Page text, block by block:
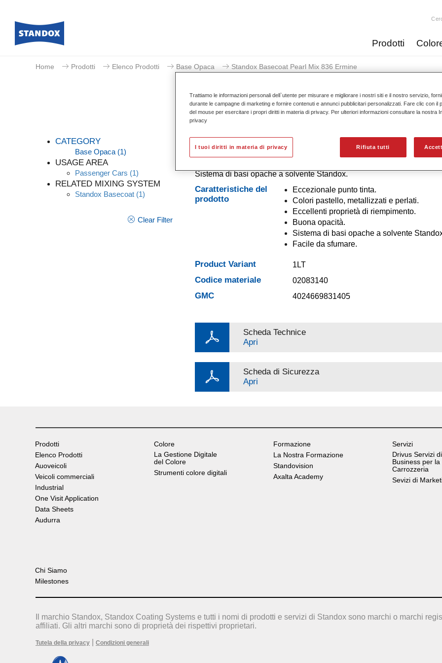
Prodotti
Home Prodotti Elenco Prodotti Base Opaca Standox Basecoat Pearl Mix 836 Ermine
CATEGORY
Base Opaca (1)
USAGE AREA
Passenger Cars (1)
RELATED MIXING SYSTEM
Standox Basecoat (1)
Clear Filter
Standox Basecoat
Sistema di basi opache a solvente Standox.
Caratteristiche del
prodotto
Eccezionale punto tinta.
Colori pastello, metallizzati e perlati.
Eccellenti proprietà di riempimento.
Buona opacità.
Sistema di basi opache a solvente
Facile da sfumare.
Product Variant 1LT
Codice materiale 02083140
GMC 4024669831405
Scheda Technice
Apri
Scheda di Sicurezza
Apri
Prodotti
Elenco Prodotti
Auoveicoli
Veicoli commerciali
Industrial
One Visit Application
Data Sheets
Audurra
Colore
La Gestione Digitale
del Colore
Strumenti colore digitali
Formazione
La Nostra Formazione
Standovision
Axalta Academy
Servizi
Drivus Servizi di
Business per la
Carrozzeria
Sevizi di
Chi Siamo
Milestones
Il marchio Standox, Standox Coating Systems e tutti i nomi di prodotti e servizi di Standox sono marchi o marchi
affiliati. Gli altri marchi sono di proprietà dei rispettivi proprietari.
Tutela della privacy Condizioni generali
Trattiamo le informazioni personali dell`utente per misurare e migliorare i nostri siti e il nostro servizio,
durante le campagne di marketing e fornire contenuti e annunci pubblicitari personalizzati. Fare clic con il
del mouse per esercitare i propri diritti in materia di privacy. Per ulteriori informazioni consultare la nostra
privacy
Rifiuta tutti
I tuoi diritti in materia di privacy